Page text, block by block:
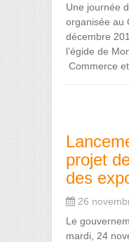
Une journée
organisée au
décembre
l’égide de
Commerce
projet
des
26
Le
mardi, 24